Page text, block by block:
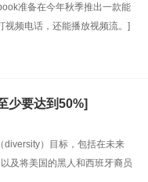
准备在今年秋季推出一款能
视频电话，还能播放视频流。]
少要达到50%]
diversity）目标，包括在未来
及将美国的黑人和西班牙裔员